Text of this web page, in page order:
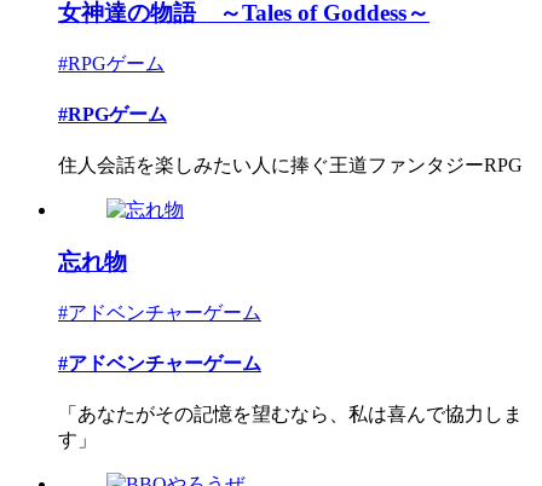
女神達の物語 ～Tales of Goddess～
#RPGゲーム
#RPGゲーム
住人会話を楽しみたい人に捧ぐ王道ファンタジーRPG
忘れ物
#アドベンチャーゲーム
#アドベンチャーゲーム
「あなたがその記憶を望むなら、私は喜んで協力しま
す」